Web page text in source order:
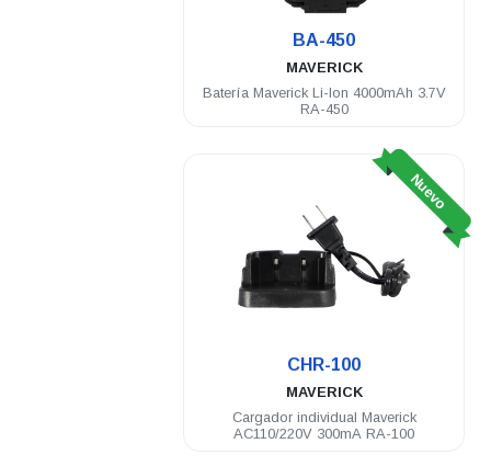
BA-450
MAVERICK
Batería Maverick Li-Ion 4000mAh 3.7V
RA-450
Nuevo
CHR-100
MAVERICK
Cargador individual Maverick
AC110/220V 300mA RA-100